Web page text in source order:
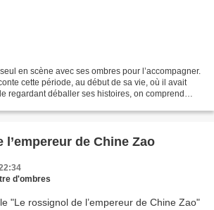
en scène avec ses ombres pour l’accompagner.
cette période, au début de sa vie, où il avait
regardant déballer ses histoires, on comprend
de Chine Zao
d'ombres